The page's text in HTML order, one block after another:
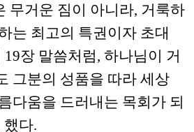
무거운 짐이 아니라, 거룩하
는 최고의 특권이자 초대
장 말씀처럼, 하나님이 거
그분의 성품을 따라 세상
다움을 드러내는 목회가 되
했다.